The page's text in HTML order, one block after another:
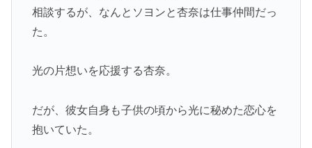
相談するが、なんとソヨンと杏奈は仕事仲間だっ
た。
光の片想いを応援する杏奈。
だが、彼女自身も子供の頃から光に秘めた恋心を
抱いていた。